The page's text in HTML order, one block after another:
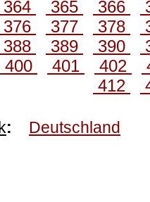
364
365 366
376
377 378
388
389 390
400
401 402
412
: Deutschland